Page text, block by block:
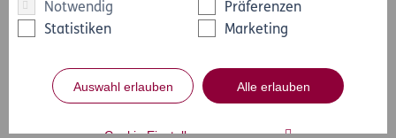
Notwendig
Präferenzen
Statistiken
Marketing
Auswahl erlauben Alle erlauben